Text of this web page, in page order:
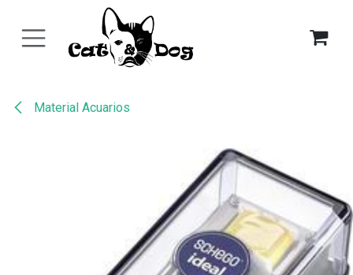
Material Acuarios